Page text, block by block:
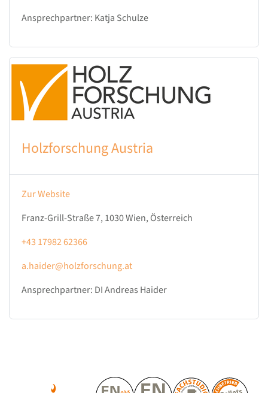
Ansprechpartner: Katja Schulze
Holzforschung Austria
Zur Website
Franz-Grill-Straße 7, 1030 Wien, Österreich
+43 17982 62366
a.haider@holzforschung.at
Ansprechpartner: DI Andreas Haider